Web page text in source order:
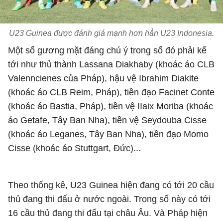
U23 Guinea được đánh giá mạnh hơn hẳn U23 Indonesia.
Một số gương mặt đáng chú ý trong số đó phải kể
tới như thủ thành Lassana Diakhaby (khoác áo CLB
Valenncienes của Pháp), hậu vệ Ibrahim Diakite
(khoác áo CLB Reim, Pháp), tiền đạo Facinet Conte
(khoác áo Bastia, Pháp), tiền vệ IIaix Moriba (khoác
áo Getafe, Tây Ban Nha), tiền vệ Seydouba Cisse
(khoác áo Leganes, Tây Ban Nha), tiền đạo Momo
Cisse (khoác áo Stuttgart, Đức)...
Theo thống kê, U23 Guinea hiện đang có tới 20 cầu
thủ đang thi đấu ở nước ngoài. Trong số này có tới
16 cầu thủ đang thi đấu tại châu Âu. Và Pháp hiện